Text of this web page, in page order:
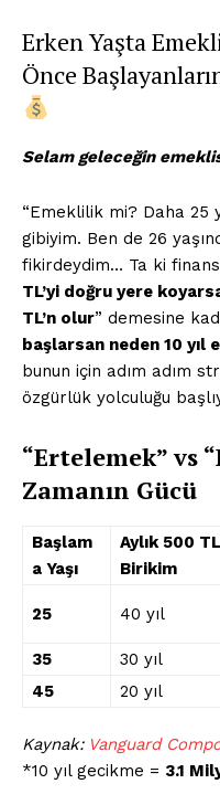
Erken Yaşta
Önce
Selam geleceğin
“Emeklilik mi? Daha 25
gibiyim. Ben de 26
fikirdeydim… Ta ki finans
TL’yi doğru yere
TL’n olur” demesine
başlarsan neden 10 yıl
bunun için adım adım
özgürlük yolculuğu
“Ertelemek” vs
Zamanın Gücü
Başlam
a Yaşı
Aylık 500 TL
Birikim
25 40 yıl
35
30 yıl
45
20 yıl
Kaynak: Vanguard
*10 yıl gecikme = 3.1